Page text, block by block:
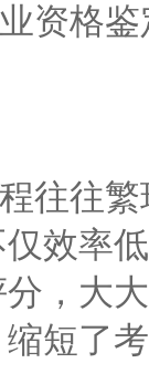
格鉴
往繁
效率
，大
短了